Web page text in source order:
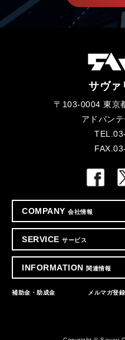
サヴァ
〒103-0004 東京
アドバン
COMPANY 会社情報
SERVICE サービス
INFORMATION 関連情報
補助金・助成金 メルマガ登録